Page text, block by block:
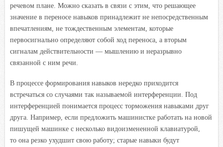
речевом плане. Можно сказать в связи с этим, что решающее
значение в переносе навыков принадлежит не непосредственным
впечатлениям, не тождественным элементам, которые
первосигнально определяют собой ход переноса, а вторым
сигналам действительности — мышлению и неразрывно
связанной с ним речи.
В процессе формирования навыков нередко приходится
встречаться со случаями так называемой интерференции. Под
интерференцией понимается процесс торможения навыками друг
друга. Например, если предложить машинистке работать на новой
пишущей машинке с несколько видоизмененной клавиатурой,
то она резко ухудшит свою работу; старые навыки будут